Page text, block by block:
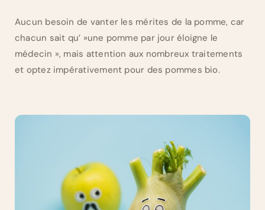
Aucun besoin de vanter les mérites de la pomme, car
chacun sait qu’ »une pomme par jour éloigne le
médecin », mais attention aux nombreux traitements
et optez impérativement pour des pommes bio.